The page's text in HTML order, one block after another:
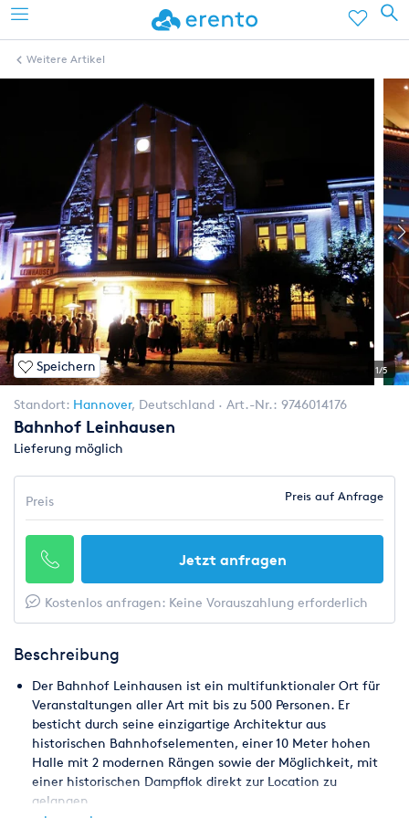
Weitere Artikel
Speichern 1/5
Standort: Hannover, Deutschland Art.-Nr.: 9746014176
Bahnhof Leinhausen
Lieferung möglich
Preis Preis auf Anfrage
Jetzt anfragen
Kostenlos anfragen: Keine Vorauszahlung erforderlich
Beschreibung
Der Bahnhof Leinhausen ist ein multifunktionaler Ort für
Veranstaltungen aller Art mit bis zu 500 Personen. Er
besticht durch seine einzigartige Architektur aus
historischen Bahnhofselementen, einer 10 Meter hohen
Halle mit 2 modernen Rängen sowie der Möglichkeit, mit
einer historischen Dampflok direkt zur Location zu
gelangen.